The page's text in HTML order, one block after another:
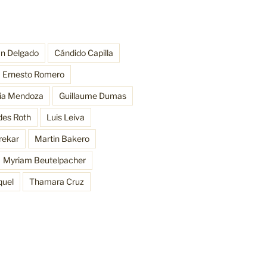
Delgado Cándido Capilla
Ernesto Romero
Mendoza Guillaume Dumas
Roth Luis Leiva
Martin Bakero
Myriam Beutelpacher
Thamara Cruz